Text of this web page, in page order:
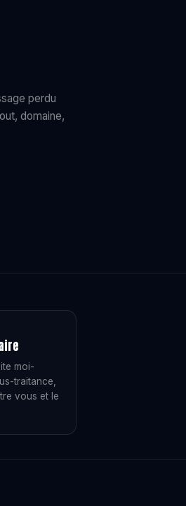
perdu
domaine,
moi-
traitance,
vous et le